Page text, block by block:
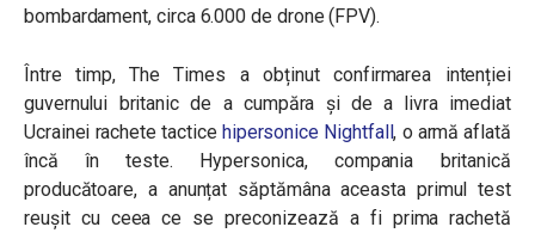
bombardament, circa 6.000 de drone (FPV).
Între timp, The Times a obținut confirmarea intenției
guvernului britanic de a cumpăra și de a livra imediat
Ucrainei rachete tactice hipersonice Nightfall, o armă aflată
încă în teste. Hypersonica, compania britanică
producătoare, a anunțat săptămâna aceasta primul test
reușit cu ceea ce se preconizează a fi prima rachetă